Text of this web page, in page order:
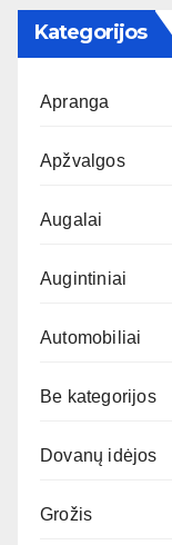
Kategorijos
Apranga
Apžvalgos
Augalai
Augintiniai
Automobiliai
Be kategorijos
Dovanų idėjos
Grožis